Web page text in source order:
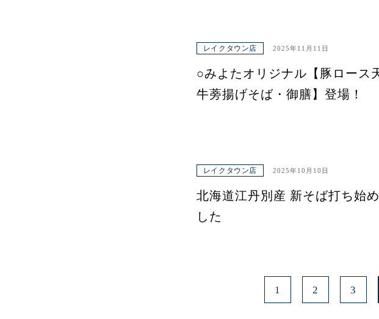
レイクタウン店 2025年11月11日
○みよたオリジナル【豚ロース
牛蒡揚げそば・御膳】登場！
レイクタウン店 2025年10月10日
北海道江丹別産 新そば打ち始め
した
1 2 3